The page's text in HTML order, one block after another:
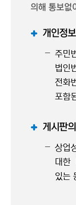
의해 통보없
개인정
주민
법
전화
포함
게시판
상업
대한
있는